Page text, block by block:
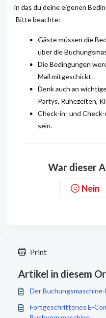
in das du deine eigenen
Bitte beachte:
Gäste müssen die
über die
Die Bedingungen
Mail mitgeschickt.
Denk auch an
Partys, Ruhezeiten,
Check-in- und
sein.
War dieser
Nein
Print
Artikel in diesem
Der
Fortgeschrittenes E-